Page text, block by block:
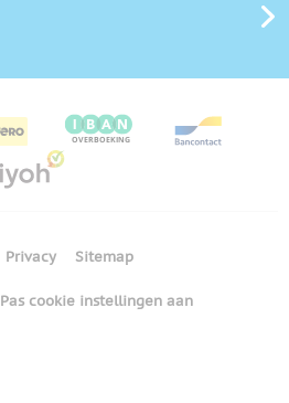
Privacy Sitemap
Pas cookie instellingen aan